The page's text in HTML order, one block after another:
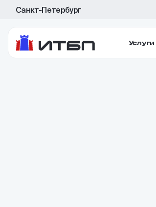
Санкт-Петербург
Услуги